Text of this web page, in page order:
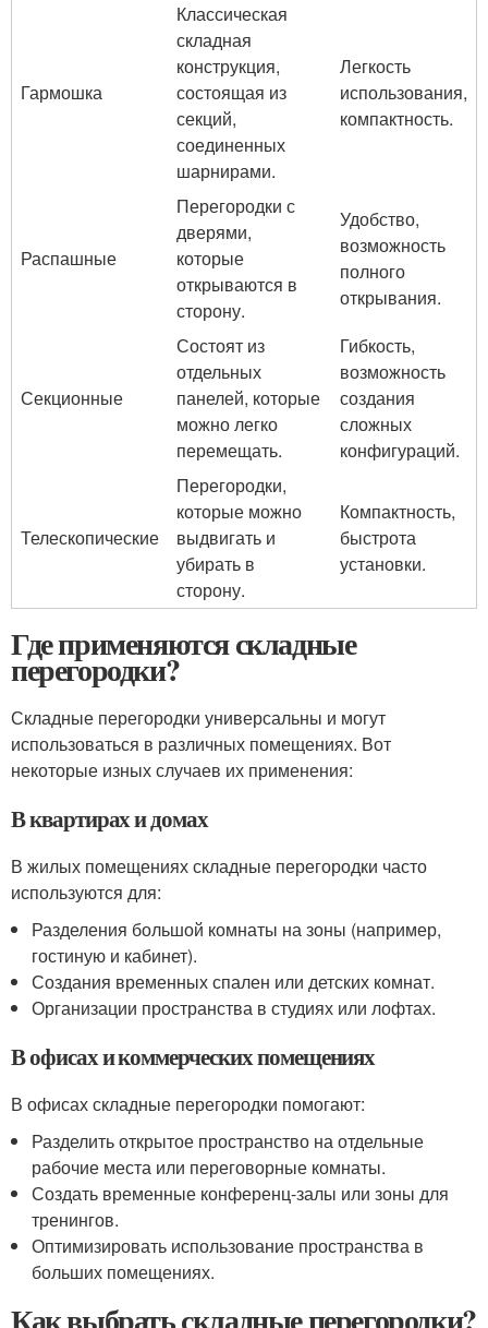
Гармошка
Классическая
складная
конструкция,
состоящая из
секций,
соединенных
шарнирами.
Легкость
использования,
компактность.
Распашные
Перегородки с
дверями,
которые
открываются в
сторону.
Удобство,
возможность
полного
открывания.
Секционные
Состоят из
отдельных
панелей, которые
можно легко
перемещать.
Гибкость,
возможность
создания
сложных
конфигураций.
Телескопические
Перегородки,
которые можно
выдвигать и
убирать в
сторону.
Компактность,
быстрота
установки.
Где применяются складные
перегородки?
Складные перегородки универсальны и могут
использоваться в различных помещениях. Вот
некоторые изных случаев их применения:
В квартирах и домах
В жилых помещениях складные перегородки часто
используются для:
Разделения большой комнаты на зоны (например,
гостиную и кабинет).
Создания временных спален или детских комнат.
Организации пространства в студиях или лофтах.
В офисах и коммерческих помещениях
В офисах складные перегородки помогают:
Разделить открытое пространство на отдельные
рабочие места или переговорные комнаты.
Создать временные конференц-залы или зоны для
тренингов.
Оптимизировать использование пространства в
больших помещениях.